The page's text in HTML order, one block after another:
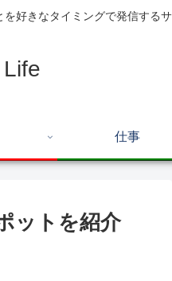
好きなタイミングで発信するサ
仕事
ットを紹介